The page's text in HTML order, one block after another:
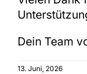
Dein Team
13. Juni, 2026